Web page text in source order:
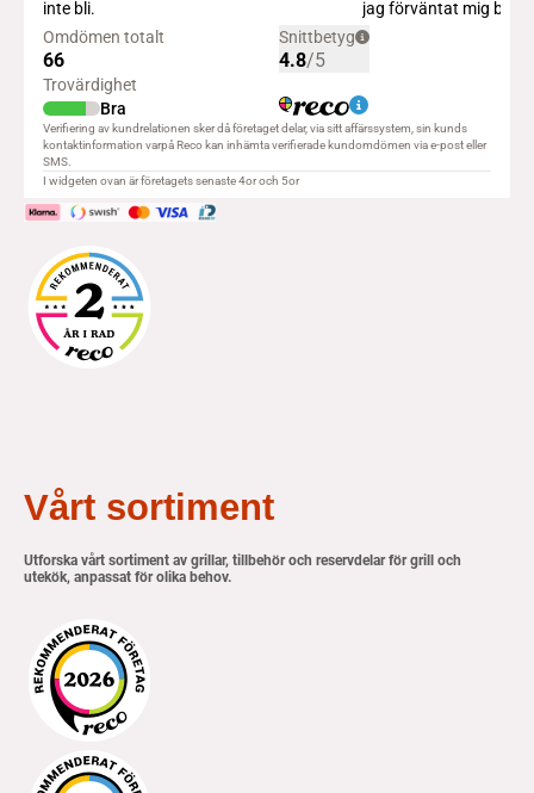
Vårt sortiment
Utforska vårt sortiment av grillar, tillbehör och reservdelar för grill och
utekök, anpassat för olika behov.